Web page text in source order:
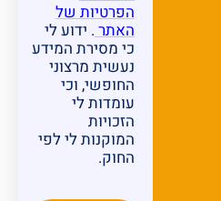
הפרטיות של
האתר. ידוע לי
כי מסירת המידע
נעשית מרצוני
החופשי, וכי
עומדות לי
הזכויות
המוקנות לי לפי
החוק.